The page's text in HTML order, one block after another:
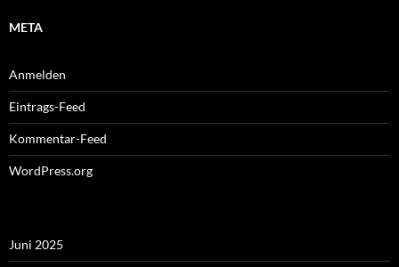
META
Anmelden
Eintrags-Feed
Kommentar-Feed
WordPress.org
Juni 2025